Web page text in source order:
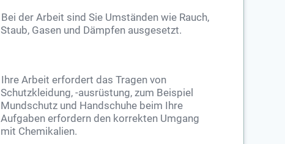
Bei der Arbeit sind Sie Umständen wie Rauch,
Staub, Gasen und Dämpfen ausgesetzt.
Ihre Arbeit erfordert das Tragen von
Schutzkleidung, -ausrüstung, zum Beispiel
Mundschutz und Handschuhe beim Ihre
Aufgaben erfordern den korrekten Umgang
mit Chemikalien.